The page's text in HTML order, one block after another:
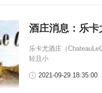
酒庄消息：乐
乐卡尤酒庄（
轻且小
2021-09-29 18:35:00